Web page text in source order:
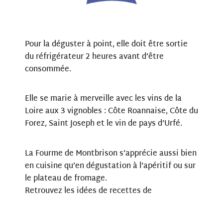
Pour la déguster à point, elle doit être sortie
du réfrigérateur 2 heures avant d’être
consommée.
Elle se marie à merveille avec les vins de la
Loire aux 3 vignobles : Côte Roannaise, Côte du
Forez, Saint Joseph et le vin de pays d’Urfé.
La Fourme de Montbrison s’apprécie aussi bien
en cuisine qu’en dégustation à l’apéritif ou sur
le plateau de fromage.
Retrouvez les idées de recettes de